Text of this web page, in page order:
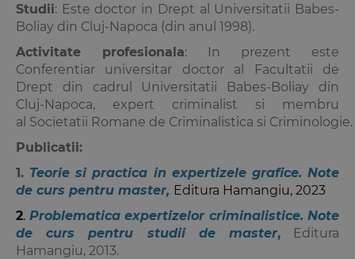
Studii: Este doctor in Drept al Universitatii Babes-
Boliay din Cluj-Napoca (din anul 1998).
Activitate profesionala: In prezent este
Conferentiar universitar doctor al Facultatii de
Drept din cadrul Universitatii Babes-Boliay din
Cluj-Napoca, expert criminalist si membru
al Societatii Romane de Criminalistica si Criminologie.
Publicatii:
1. Teorie si practica in expertizele grafice. Note
de curs pentru master, Editura Hamangiu, 2023
2. Problematica expertizelor criminalistice. Note
de curs pentru studii de master,Editura
Hamangiu, 2013.